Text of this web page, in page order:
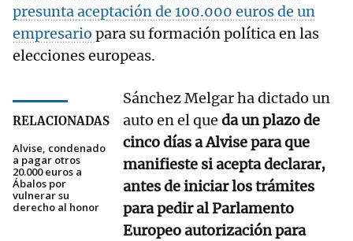
presuntaaceptación de 100.000 euros de un
empresario para su formación política en las
elecciones europeas.
RELACIONADAS
Alvise, condenado
a pagar otros
20.000 euros a
Ábalos por
vulnerar su
derecho al honor
Sánchez Melgar ha dictado un
auto en el que da un plazo de
cinco días a Alvise para que
manifieste si acepta declarar,
antes de iniciar los trámites
para pedir al Parlamento
Europeo autorización para